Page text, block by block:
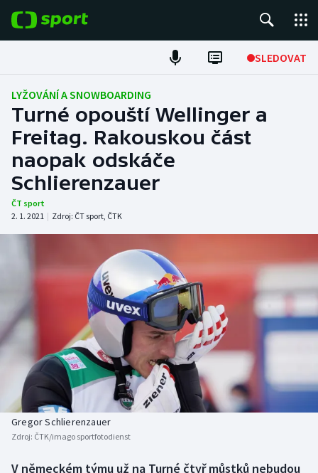
SLEDOVAT
Fotbal
Hokej
Tenis
Atletika
Americký fotbal
Baseball a softbal
Basketbal
Biatlon
Boby a skeleton
Box
NEPŘEHLÉDNĚTE
Historické návraty
Aplikace ČT sport
AZ kvíz
LYŽOVÁNÍ A SNOWBOARDING
Turné opouští Wellinger a
Freitag. Rakouskou část
naopak odskáče
Schlierenzauer
ČT sport
2. 1. 2021 | Zdroj: ČT sport, ČTK
Gregor Schlierenzauer
Zdroj: ČTK/imago sportfotodienst
V německém týmu už na Turné čtyř můstků nebudou